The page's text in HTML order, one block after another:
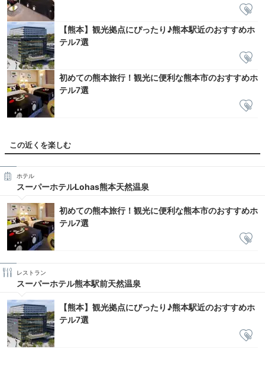
【熊本】観光拠点にぴったり♪熊本駅近のおすすめホ
テル7選
初めての熊本旅行！観光に便利な熊本市のおすすめホ
テル7選
この近くを楽しむ
ホテル
スーパーホテルLohas熊本天然温泉
初めての熊本旅行！観光に便利な熊本市のおすすめホ
テル7選
レストラン
スーパーホテル熊本駅前天然温泉
【熊本】観光拠点にぴったり♪熊本駅近のおすすめホ
テル7選